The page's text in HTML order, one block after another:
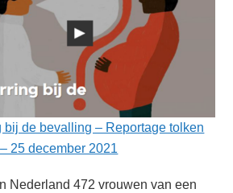
bij de bevalling – Reportage tolken
25 december 2021
Nederland 472 vrouwen van een